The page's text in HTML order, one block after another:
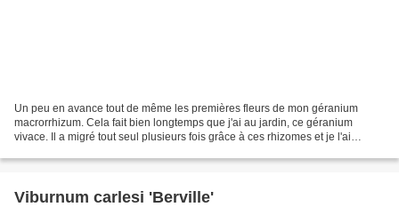
Un peu en avance tout de même les premières fleurs de mon géranium
macrorrhizum. Cela fait bien longtemps que j'ai au jardin, ce géranium
vivace. Il a migré tout seul plusieurs fois grâce à ces rhizomes et je l'ai
Viburnum carlesi 'Berville'